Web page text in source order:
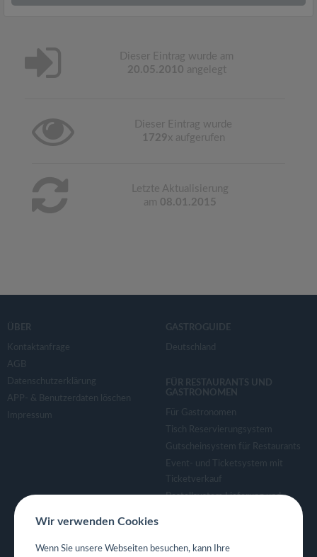
Dieser Eintrag wurde am
20.05.2010 angelegt
Dieser Eintrag wurde
1729x aufgerufen
Letzte Aktualisierung
am 08.01.2015
ÜBER
Kontaktanfrage
AGB
Datenschutzerklärung
APP- & Benutzerdaten löschen
Impressum
GASTROGUIDE
Deutschland
FÜR RESTAURANTS UND
GASTRONOMEN
Für Gastronomen
Tisch Reservierungsystem
Gutscheinsystem für Restaurants
Event- und Ticketsystem mit
Ticketverkauf
Bestellsystem Lieferung und
Eigene App für Restaurant
Wir verwenden Cookies
Wenn Sie unsere Webseiten besuchen, kann Ihre